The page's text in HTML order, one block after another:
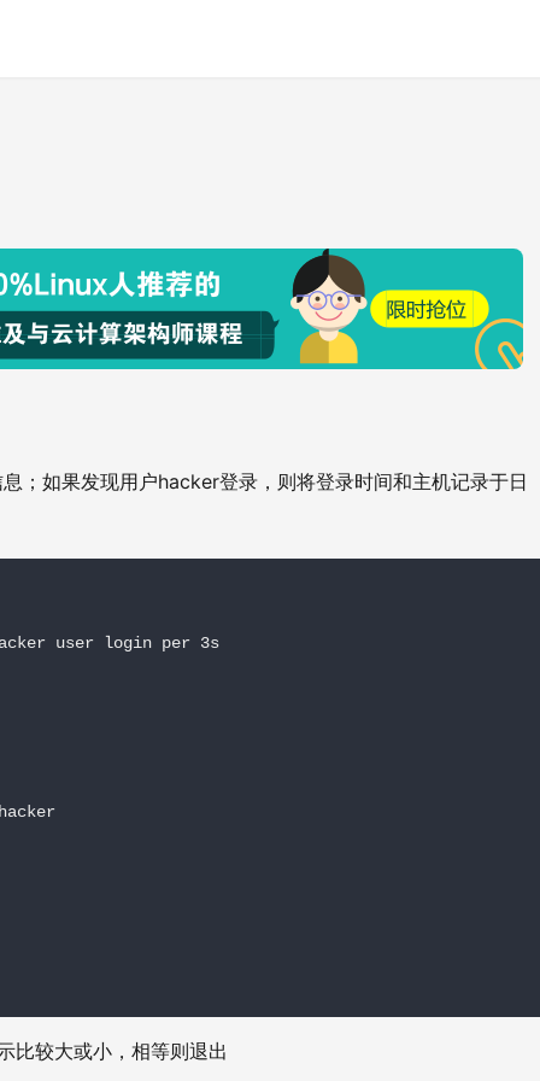
；如果发现用户hacker登录，则将登录时间和主机记录于日
user login per 3s
比较大或小，相等则退出